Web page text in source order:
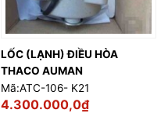
LỐC (LẠNH) ĐIỀU HÒA
THACO AUMAN
Mã:ATC-106- K21
4.300.000,0₫